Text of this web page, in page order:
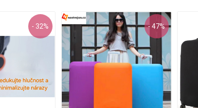
- 32% - 47%